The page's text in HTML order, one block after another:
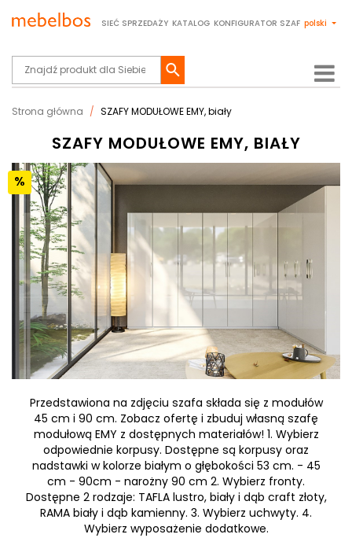
SIEĆ SPRZEDAŻY KATALOG KONFIGURATOR SZAF polski
Strona główna SZAFY MODUŁOWE EMY, biały
SZAFY MODUŁOWE EMY, BIAŁY
Przedstawiona na zdjęciu szafa składa się z modułów
45 cm i 90 cm. Zobacz ofertę i zbuduj własną szafę
modułową EMY z dostępnych materiałów! 1. Wybierz
odpowiednie korpusy. Dostępne są korpusy oraz
nadstawki w kolorze białym o głębokości 53 cm. - 45
cm - 90cm - narożny 90 cm 2. Wybierz fronty.
Dostępne 2 rodzaje: TAFLA lustro, biały i dąb craft złoty,
RAMA biały i dąb kamienny. 3. Wybierz uchwyty. 4.
Wybierz wyposażenie dodatkowe.